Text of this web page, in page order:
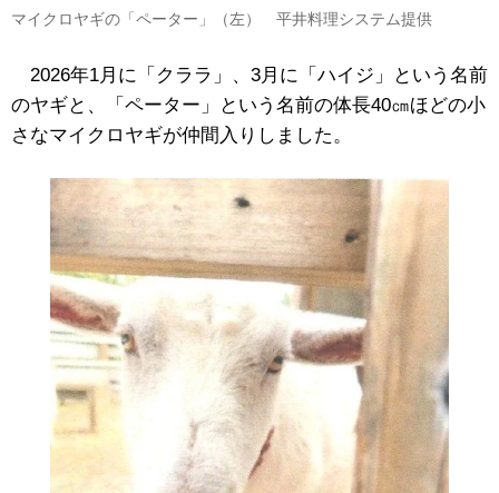
マイクロヤギの「ペーター」（左） 平井料理システム提供
2026年1月に「クララ」、3月に「ハイジ」という名前
のヤギと、「ペーター」という名前の体長40㎝ほどの小
さなマイクロヤギが仲間入りしました。